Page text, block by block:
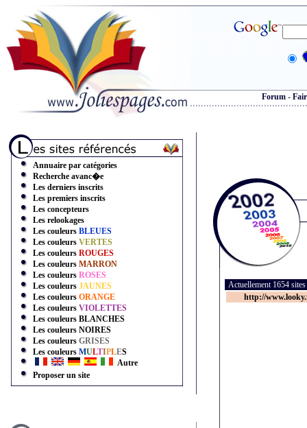
Forum -
Annuaire par catégories
Recherche avanc�e
Les derniers inscrits
Les premiers inscrits
Les concepteurs
Les relookages
Les couleurs BLEUES
Les couleurs VERTES
Les couleurs ROUGES
Les couleurs MARRON
Les couleurs ROSES
Les couleurs JAUNES
Les couleurs ORANGE
Les couleurs VIOLETTES
Les couleurs BLANCHES
Les couleurs NOIRES
Les couleurs GRISES
Les couleurs MULTIPLES
Autre
Proposer un site
Actuellement 1654
http://